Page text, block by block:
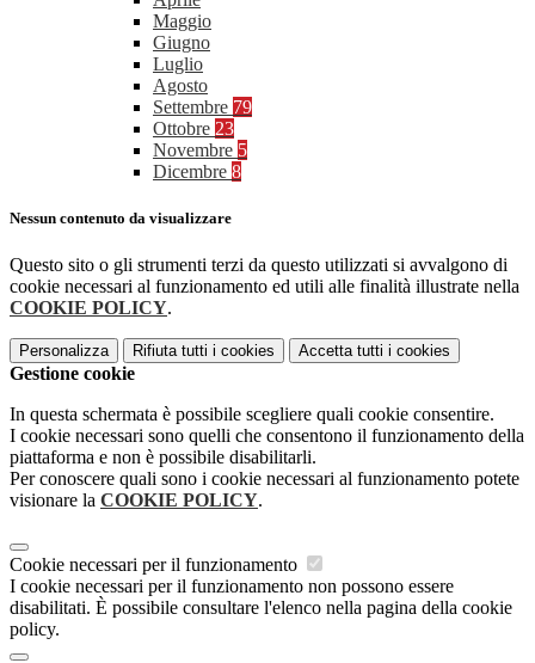
Maggio
Giugno
Luglio
Agosto
Settembre 79
Ottobre 23
Novembre 5
Dicembre 8
Nessun contenuto da visualizzare
Questo sito o gli strumenti terzi da questo utilizzati si avvalgono di
cookie necessari al funzionamento ed utili alle finalità illustrate nella
COOKIE POLICY.
Personalizza Rifiuta tutti i cookies Accetta tutti i cookies
Gestione cookie
In questa schermata è possibile scegliere quali cookie consentire.
I cookie necessari sono quelli che consentono il funzionamento della
piattaforma e non è possibile disabilitarli.
Per conoscere quali sono i cookie necessari al funzionamento potete
visionare la COOKIE POLICY.
Cookie necessari per il funzionamento
I cookie necessari per il funzionamento non possono essere
disabilitati. È possibile consultare l'elenco nella pagina della cookie
policy.